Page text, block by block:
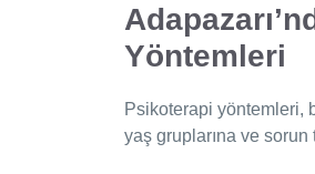
Yöntemleri
Psikoterapi yöntemleri,
yaş gruplarına ve